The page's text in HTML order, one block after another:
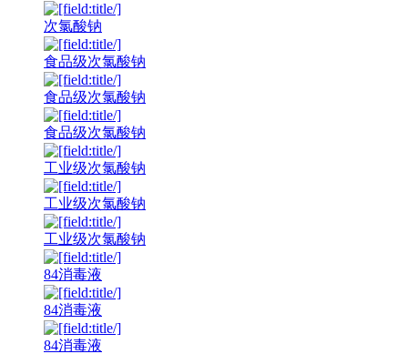
次氯酸钠
食品级次氯酸钠
食品级次氯酸钠
食品级次氯酸钠
工业级次氯酸钠
工业级次氯酸钠
工业级次氯酸钠
84消毒液
84消毒液
84消毒液